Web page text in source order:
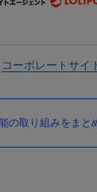
コーポレートサイ
取り組みをまと